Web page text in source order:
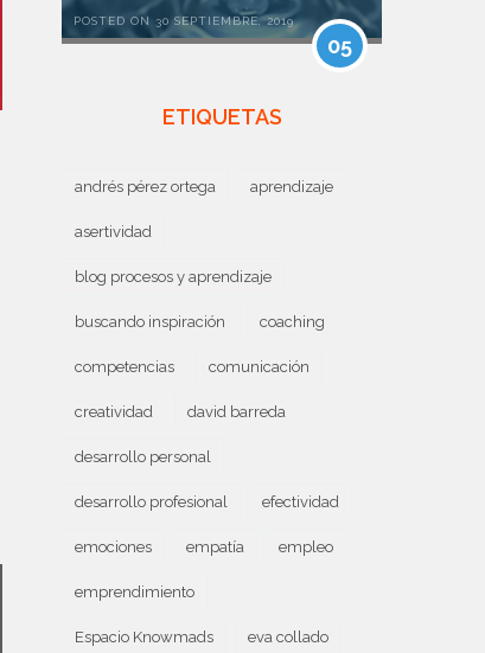
POSTED ON 30 SEPTIEMBRE, 2019
05
ETIQUETAS
andrés pérez ortega aprendizaje
asertividad
blog procesos y aprendizaje
buscando inspiración coaching
competencias comunicación
creatividad david barreda
desarrollo personal
desarrollo profesional efectividad
emociones empatía empleo
emprendimiento
Espacio Knowmads eva collado